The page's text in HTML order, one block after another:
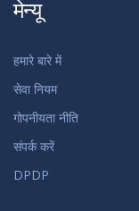
मेन्यू
हमारे बारे में
सेवा नियम
गोपनीयता नीति
संपर्क करें
DPDP